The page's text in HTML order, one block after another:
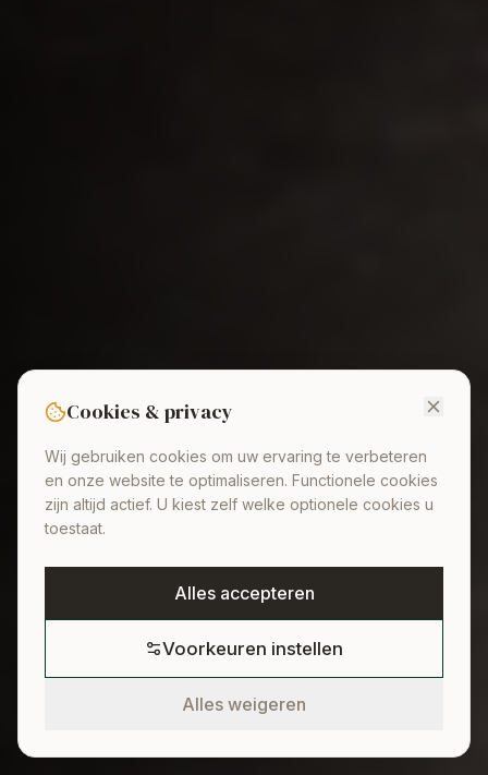
Cookies & privacy
Wij gebruiken cookies om uw ervaring te verbeteren
en onze website te optimaliseren. Functionele cookies
zijn altijd actief. U kiest zelf welke optionele cookies u
toestaat.
Alles accepteren
Voorkeuren instellen
Alles weigeren